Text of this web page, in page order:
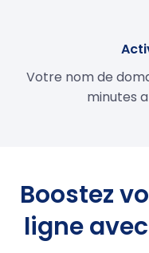
Votre nom de
minutes
Boostez
ligne